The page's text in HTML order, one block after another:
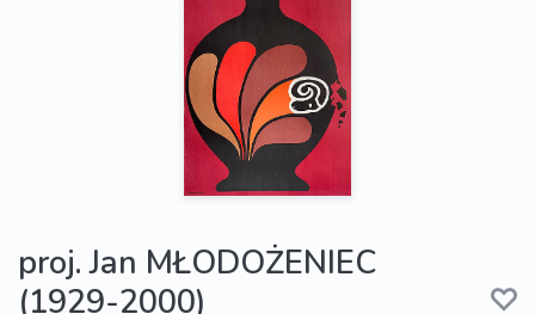
proj. Jan MŁODOŻENIEC
(1929-2000)